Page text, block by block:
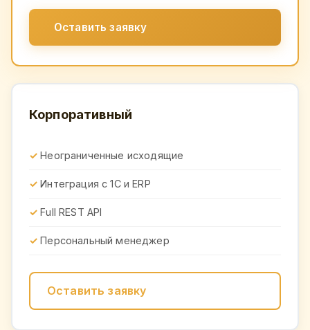
Оставить заявку
Корпоративный
Неограниченные исходящие
Интеграция с 1С и ERP
Full REST API
Персональный менеджер
Оставить заявку